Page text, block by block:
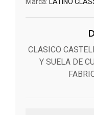
CLASICO
Y SUELA DE